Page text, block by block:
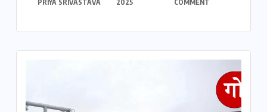
PRIYA SRIVASTAVA
2025
COMMENT